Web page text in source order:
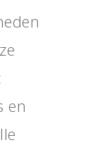
en
kopen
mining